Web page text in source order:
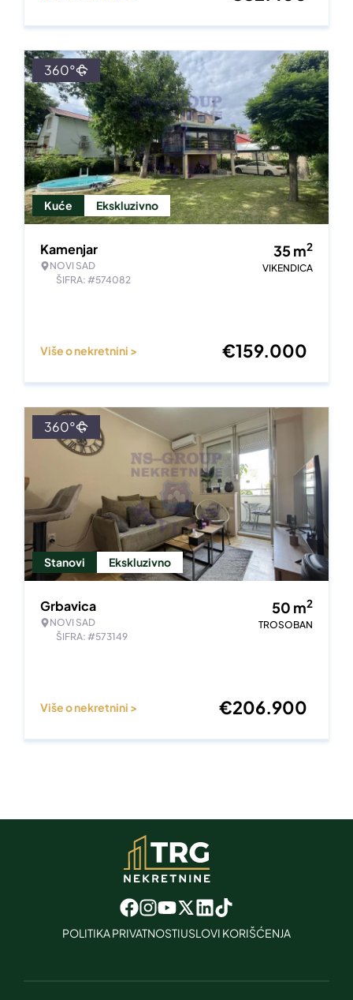
Kuće Ekskluzivno
360°
Kamenjar
NOVI SAD
ŠIFRA: #574082
35m2
VIKENDICA
Više o nekretnini > €159.000
Stanovi Ekskluzivno
360°
Grbavica
NOVI SAD
ŠIFRA: #573149
50 m2
TROSOBAN
Više o nekretnini > €206.900
POLITIKA PRIVATNOSTIUSLOVI KORIŠĆENJA